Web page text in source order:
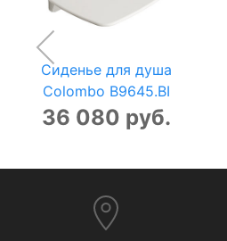
Сиденье для душа
Colombo B9645.BI
36 080 руб.